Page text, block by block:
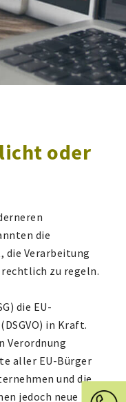
oder
die
die Verarbeitung
zu regeln.
die EU-
in Kraft.
Verordnung
aller EU-Bürger
und die
jedoch neue